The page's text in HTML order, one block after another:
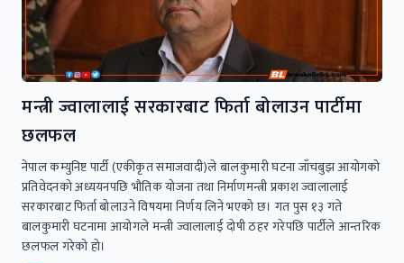
मन्त्री ज्वालालाई सरकारबाट फिर्ता बोलाउन पार्टीमा
छलफल
नेपाल कम्युनिष्ट पार्टी (एकीकृत समाजवादी)ले बालकुमारी घटना जाँचबुझ आयोगको
प्रतिवेदनको अध्ययनपछि भौतिक योजना तथा निर्माणमन्त्री प्रकाश ज्वालालाई
सरकारबाट फिर्ता बोलाउने विषयमा निर्णय लिने भएको छ। गत पुस १३ गते
बालकुमारी घटनामा आयोगले मन्त्री ज्वालालाई दोषी ठहर गरेपछि पार्टीले आन्तरिक
छलफल गरेको हो।